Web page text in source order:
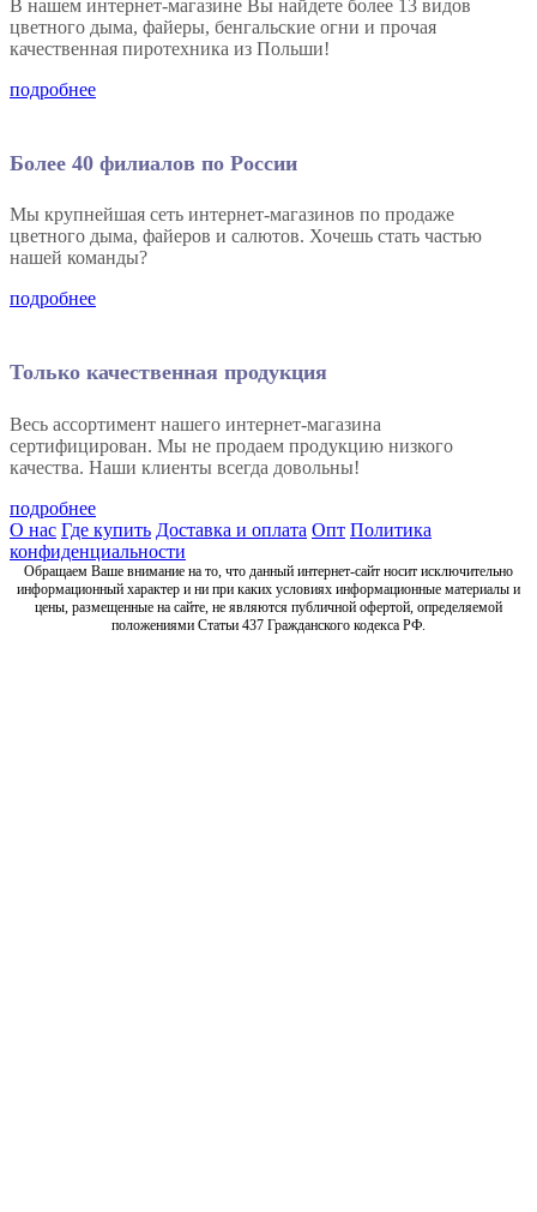
В нашем интернет-магазине Вы найдете более 13 видов
цветного дыма, файеры, бенгальские огни и прочая
качественная пиротехника из Польши!
подробнее
Более 40 филиалов по России
Мы крупнейшая сеть интернет-магазинов по продаже
цветного дыма, файеров и салютов. Хочешь стать частью
нашей команды?
подробнее
Только качественная продукция
Весь ассортимент нашего интернет-магазина
сертифицирован. Мы не продаем продукцию низкого
качества. Наши клиенты всегда довольны!
подробнее
О нас Где купить Доставка и оплата Опт Политика
конфиденциальности
Обращаем Ваше внимание на то, что данный интернет-сайт носит исключительно
информационный характер и ни при каких условиях информационные материалы и
цены, размещенные на сайте, не являются публичной офертой, определяемой
положениями Статьи 437 Гражданского кодекса РФ.